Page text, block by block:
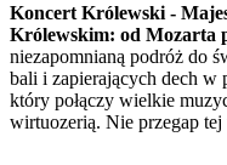
Koncert Królewski -
Królewskim: od Mozarta
niezapomnianą podróż do
bali i zapierających dech w
który połączy wielkie
wirtuozerią. Nie przegap